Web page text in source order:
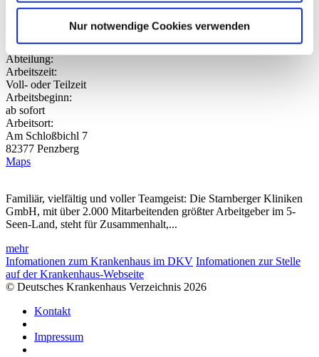
Nur notwendige Cookies verwenden
Berufsfeld:
Funktionsdienst
Hierarchiestufe:
Examinierte Pflegekraft
Abteilung:
Arbeitszeit:
Voll- oder Teilzeit
Arbeitsbeginn:
ab sofort
Arbeitsort:
Am Schloßbichl 7
82377 Penzberg
Maps
Familiär, vielfältig und voller Teamgeist: Die Starnberger Kliniken
GmbH, mit über 2.000 Mitarbeitenden größter Arbeitgeber im 5-
Seen-Land, steht für Zusammenhalt,...
mehr
Infomationen zum Krankenhaus im DKV Infomationen zur Stelle
auf der Krankenhaus-Webseite
© Deutsches Krankenhaus Verzeichnis 2026
Kontakt
Impressum